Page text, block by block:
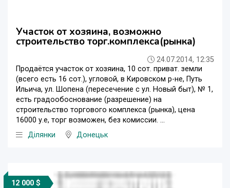
Участок от хозяина, возможно
строительство торг.комплекса(рынка)
24.07.2014, 12:35
Продаётся участок от хозяина, 10 сот. приват. земли
(всего есть 16 сот.), угловой, в Кировском р-не, Путь
Ильича, ул. Шопена (пересечение с ул. Новый быт), № 1,
есть градообоснование (разрешение) на
строительство торгового комплекса (рынка), цена
16000 у.е, торг возможен, без комиссии. ...
Ділянки
Донецьк
12 000 $